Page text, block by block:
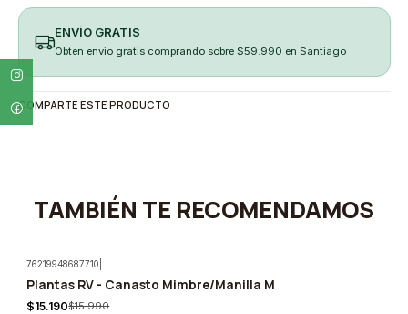
ENVÍO GRATIS
Obten envio gratis comprando sobre $59.990 en Santiago
COMPARTE ESTE PRODUCTO
TAMBIÉN TE RECOMENDAMOS
-5%
76219948687710
Plantas RV - Canasto Mimbre/Manilla M
$15.190$15.990